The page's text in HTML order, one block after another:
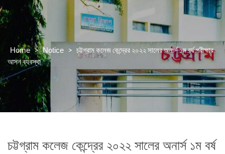
Home > Notice > চট্টগ্রাম কলেজ কেন্দ্রের ২০২২ সালের অনার্স ১ম বর্ষ পরীক্ষার
আসন ব্যবস্থা
চট্টগ্রাম কলেজ কেন্দ্রের ২০২২ সালের অনার্স ১ম বর্ষ